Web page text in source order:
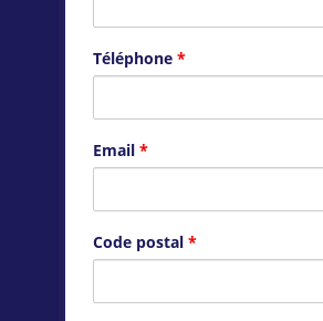
Téléphone *
Email *
Code postal *